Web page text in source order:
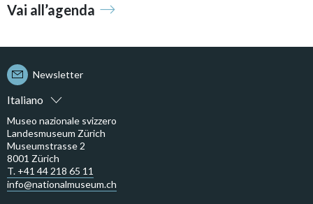
Vai all’agenda
Italiano
Newsletter
Museo nazionale svizzero
Landesmuseum Zürich
Museumstrasse 2
8001 Zürich
T. +41 44 218 65 11
info@nationalmuseum.ch